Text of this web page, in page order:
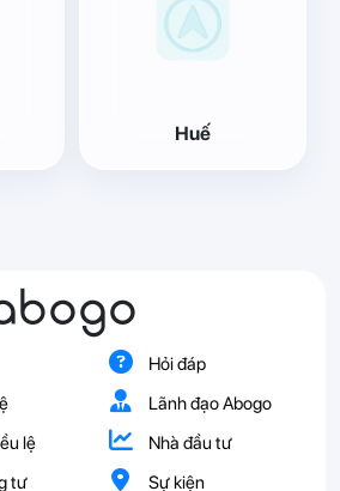
Huế
lệ
tư
Hỏi đáp
Lãnh đạo Abogo
Nhà đầu tư
Sự kiện